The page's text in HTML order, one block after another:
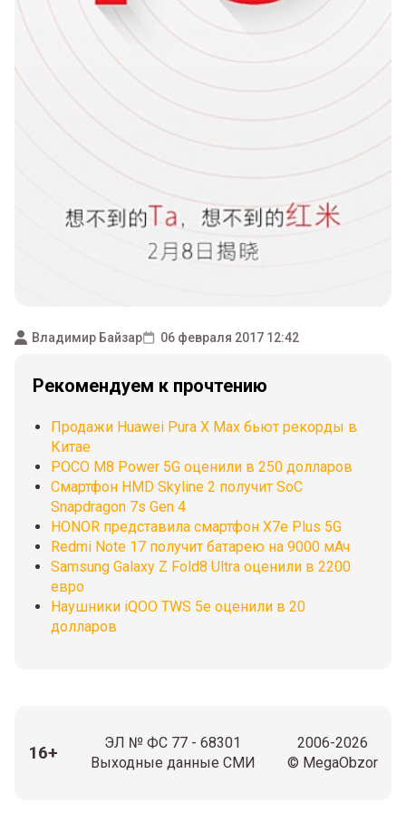
Владимир Байзар 06 февраля 2017 12:42
Рекомендуем к прочтению
Продажи Huawei Pura X Max бьют рекорды в
Китае
POCO M8 Power 5G оценили в 250 долларов
Смартфон HMD Skyline 2 получит SoC
Snapdragon 7s Gen 4
HONOR представила смартфон X7e Plus 5G
Redmi Note 17 получит батарею на 9000 мАч
Samsung Galaxy Z Fold8 Ultra оценили в 2200
евро
Наушники iQOO TWS 5e оценили в 20
долларов
16+
ЭЛ № ФС 77 - 68301
Выходные данные СМИ
2006-2026
© MegaObzor